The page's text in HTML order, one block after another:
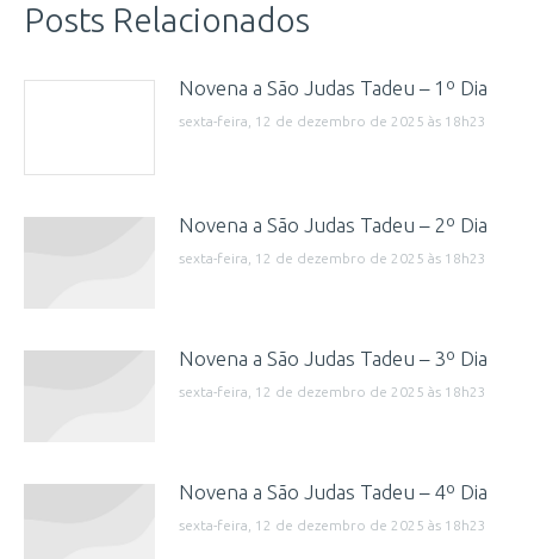
Posts Relacionados
Novena a São Judas Tadeu – 1º Dia
sexta-feira, 12 de dezembro de 2025 às 18h23
Novena a São Judas Tadeu – 2º Dia
sexta-feira, 12 de dezembro de 2025 às 18h23
Novena a São Judas Tadeu – 3º Dia
sexta-feira, 12 de dezembro de 2025 às 18h23
Novena a São Judas Tadeu – 4º Dia
sexta-feira, 12 de dezembro de 2025 às 18h23